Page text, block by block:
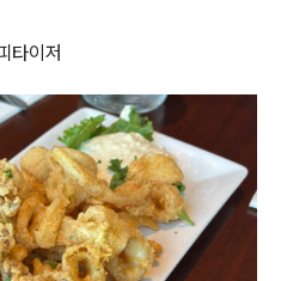
타이저